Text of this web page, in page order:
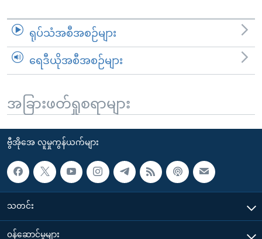
ရုပ်သံအစီအစဉ်များ
ရေဒီယိုအစီအစဉ်များ
အခြားဖတ်ရှုစရာများ
ဗွီအိုအေ လူမှုကွန်ယက်များ
သတင်း
၀န်ဆောင်မှုများ